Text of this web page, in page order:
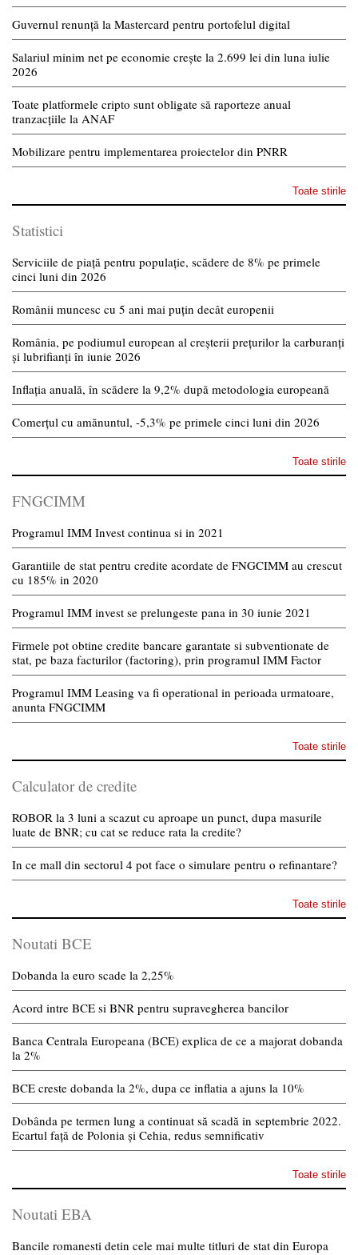
Guvernul renunță la Mastercard pentru portofelul digital
Salariul minim net pe economie crește la 2.699 lei din luna iulie
2026
Toate platformele cripto sunt obligate să raporteze anual
tranzacțiile la ANAF
Mobilizare pentru implementarea proiectelor din PNRR
Toate stirile
Statistici
Serviciile de piață pentru populație, scădere de 8% pe primele
cinci luni din 2026
Românii muncesc cu 5 ani mai puțin decât europenii
România, pe podiumul european al creșterii prețurilor la carburanți
și lubrifianți în iunie 2026
Inflația anuală, în scădere la 9,2% după metodologia europeană
Comerțul cu amănuntul, -5,3% pe primele cinci luni din 2026
Toate stirile
FNGCIMM
Programul IMM Invest continua si in 2021
Garantiile de stat pentru credite acordate de FNGCIMM au crescut
cu 185% in 2020
Programul IMM invest se prelungeste pana in 30 iunie 2021
Firmele pot obtine credite bancare garantate si subventionate de
stat, pe baza facturilor (factoring), prin programul IMM Factor
Programul IMM Leasing va fi operational in perioada urmatoare,
anunta FNGCIMM
Toate stirile
Calculator de credite
ROBOR la 3 luni a scazut cu aproape un punct, dupa masurile
luate de BNR; cu cat se reduce rata la credite?
In ce mall din sectorul 4 pot face o simulare pentru o refinantare?
Toate stirile
Noutati BCE
Dobanda la euro scade la 2,25%
Acord intre BCE si BNR pentru supravegherea bancilor
Banca Centrala Europeana (BCE) explica de ce a majorat dobanda
la 2%
BCE creste dobanda la 2%, dupa ce inflatia a ajuns la 10%
Dobânda pe termen lung a continuat să scadă in septembrie 2022.
Ecartul față de Polonia și Cehia, redus semnificativ
Toate stirile
Noutati EBA
Bancile romanesti detin cele mai multe titluri de stat din Europa